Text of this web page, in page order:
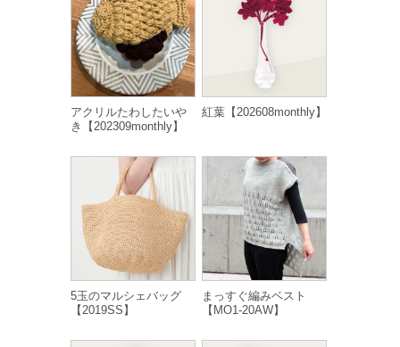
アクリルたわしたいや
き【202309monthly】
紅葉【202608monthly】
5玉のマルシェバッグ
【2019SS】
まっすぐ編みベスト
【MO1-20AW】